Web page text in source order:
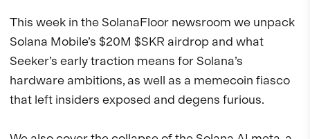
This week in the SolanaFloor newsroom we unpack
Solana Mobile’s $20M $SKR airdrop and what
Seeker’s early traction means for Solana’s
hardware ambitions, as well as a memecoin fiasco
that left insiders exposed and degens furious.